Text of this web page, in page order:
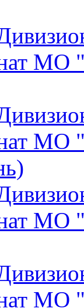
МО
МО
МО
МО